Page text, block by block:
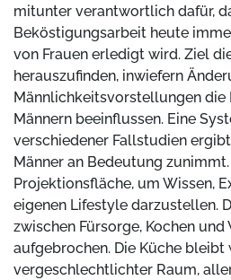
mitunter verantwortlich dafür,
Beköstigungsarbeit heute
von Frauen erledigt wird. Ziel
herauszufinden, inwiefern
Männlichkeitsvorstellungen die
Männern beeinflussen. Eine
verschiedener Fallstudien
Männer an Bedeutung
Projektionsfläche, um Wissen,
eigenen Lifestyle darzustellen.
zwischen Fürsorge, Kochen
aufgebrochen. Die Küche bleibt
vergeschlechtlichter Raum,